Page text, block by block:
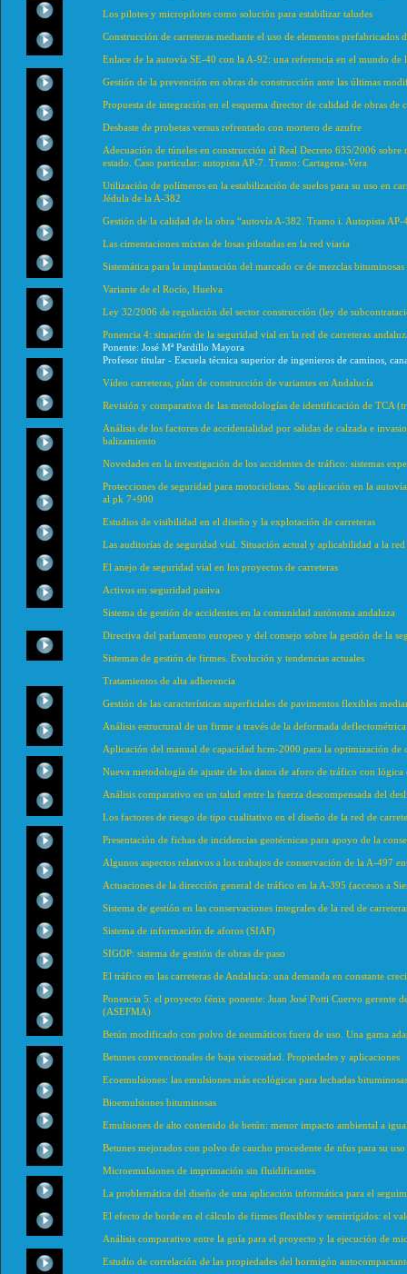
Los pilotes y micropilotes como solución para estabilizar taludes
Construcción de carreteras mediante el uso de elementos prefabricados
Enlace de la autovía SE-40 con la A-92: una referencia en el mundo de
Gestión de la prevención en obras de construcción ante las últimas
Propuesta de integración en el esquema director de calidad de obras de
Desbaste de probetas versus refrentado con mortero de azufre
Adecuación de túneles en construcción al Real Decreto 635/2006
estado. Caso particular: autopista AP-7. Tramo: Cartagena-Vera
Utilización de polímeros en la estabilización de suelos para su uso en
Jédula de la A-382
Gestión de la calidad de la obra “autovía A-382. Tramo i. Autopista
Las cimentaciones mixtas de losas pilotadas en la red viaria
Sistemática para la implantación del marcado ce de mezclas bituminosas
Variante de el Rocío, Huelva
Ley 32/2006 de regulación del sector construcción (ley de
Ponencia 4: situación de la seguridad vial en la red de carreteras
Ponente: José Mª Pardillo Mayora
Profesor titular - Escuela técnica superior de ingenieros de caminos,
Vídeo carreteras, plan de construcción de variantes en Andalucía
Revisión y comparativa de las metodologías de identificación de TCA
Análisis de los factores de accidentalidad por salidas de calzada e
balizamiento
Novedades en la investigación de los accidentes de tráfico: sistemas
Protecciones de seguridad para motociclistas. Su aplicación en la
al pk 7+900
Estudios de visibilidad en el diseño y la explotación de carreteras
Las auditorías de seguridad vial. Situación actual y aplicabilidad a la red
El anejo de seguridad vial en los proyectos de carreteras
Activos en seguridad pasiva
Sistema de gestión de accidentes en la comunidad autónoma andaluza
Directiva del parlamento europeo y del consejo sobre la gestión de la
Sistemas de gestión de firmes. Evolución y tendencias actuales
Tratamientos de alta adherencia
Gestión de las características superficiales de pavimentos flexibles
Análisis estructural de un firme a través de la deformada
Aplicación del manual de capacidad hcm-2000 para la optimización de
Nueva metodología de ajuste de los datos de aforo de tráfico con lógica
Análisis comparativo en un talud entre la fuerza descompensada del
Los factores de riesgo de tipo cualitativo en el diseño de la red de
Presentación de fichas de incidencias geotécnicas para apoyo de la
Algunos aspectos relativos a los trabajos de conservación de la A-497
Actuaciones de la dirección general de tráfico en la A-395 (accesos a
Sistema de gestión en las conservaciones integrales de la red de
Sistema de información de aforos (SIAF)
SIGOP: sistema de gestión de obras de paso
El tráfico en las carreteras de Andalucía: una demanda en constante
Ponencia 5: el proyecto fénix ponente: Juan José Potti Cuervo gerente
(ASEFMA)
Betún modificado con polvo de neumáticos fuera de uso. Una gama
Betunes convencionales de baja viscosidad. Propiedades y aplicaciones
Ecoemulsiones: las emulsiones más ecológicas para lechadas
Bioemulsiones bituminosas
Emulsiones de alto contenido de betún: menor impacto ambiental a
Betunes mejorados con polvo de caucho procedente de nfus para su
Microemulsiones de imprimación sin fluidificantes
La problemática del diseño de una aplicación informática para el
El efecto de borde en el cálculo de firmes flexibles y semirrígidos: el
Análisis comparativo entre la guía para el proyecto y la ejecución de
Estudio de correlación de las propiedades del hormigón